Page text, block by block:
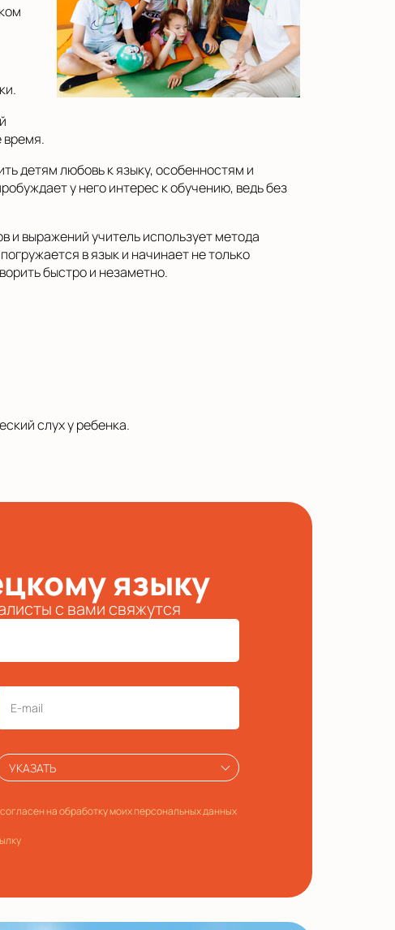
время.
детям любовь к языку, особенностям и
у него интерес к обучению, ведь без
и выражений учитель использует метода
в язык и начинает не только
быстро и незаметно.
слух у ребенка.
языку
с вами свяжутся
УКАЗАТЬ
на обработку моих персональных данных